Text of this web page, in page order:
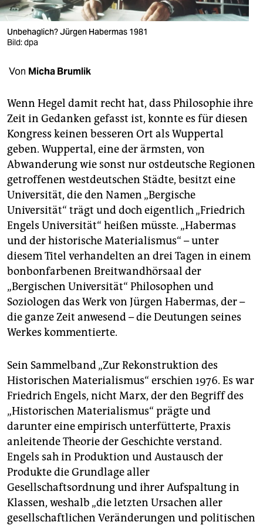
verlag
veranstaltungen
fragen & hilfe
unterstützen
abo
genossenschaft
epaper login
Unbehaglich? Jürgen Habermas 1981
Bild: dpa
Von Micha Brumlik
Wenn Hegel damit recht hat, dass Philosophie ihre
Zeit in Gedanken gefasst ist, konnte es für diesen
Kongress keinen besseren Ort als Wuppertal
geben. Wuppertal, eine der ärmsten, von
Abwanderung wie sonst nur ostdeutsche Regionen
getroffenen westdeutschen Städte, besitzt eine
Universität, die den Namen „Bergische
Universität“ trägt und doch eigentlich „Friedrich
Engels Universität“ heißen müsste. „Habermas
und der historische Materialismus“ – unter
diesem Titel verhandelten an drei Tagen in einem
bonbonfarbenen Breitwandhörsaal der
„Bergischen Universität“ Philosophen und
Soziologen das Werk von Jürgen Habermas, der –
die ganze Zeit anwesend – die Deutungen seines
Werkes kommentierte.
Sein Sammelband „Zur Rekonstruktion des
Historischen Materialismus“ erschien 1976. Es war
Friedrich Engels, nicht Marx, der den Begriff des
„Historischen Materialismus“ prägte und
darunter eine empirisch unterfütterte, Praxis
anleitende Theorie der Geschichte verstand.
Engels sah in Produktion und Austausch der
Produkte die Grundlage aller
Gesellschaftsordnung und ihrer Aufspaltung in
Klassen, weshalb „die letzten Ursachen aller
gesellschaftlichen Veränderungen und politischen